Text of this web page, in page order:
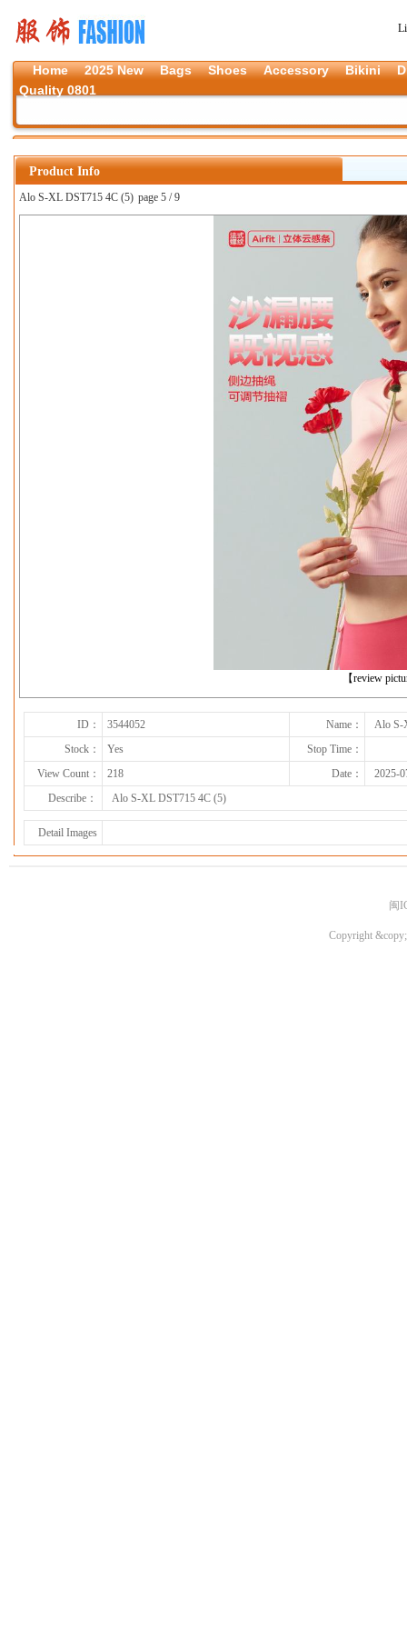
Home 2025 New Bags Shoes Accessory Bikini
Quality 0801
Product Info
Alo S-XL DST715 4C (5) page 5 / 9
【review
上一张
ID： 3544052 Name：
Alo S-
Stock：
Yes
Stop Time：
View Count：
218 Date：
2025-
Describe：
Alo S-XL DST715 4C (5)
Detail Images
闽
Copyright